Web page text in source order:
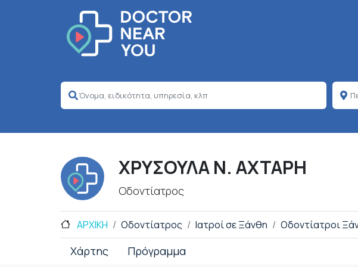
ΧΡΥΣΟΥΛΑ Ν. ΑΧΤΑΡΗ
Οδοντίατρος
ΑΡΧΙΚΗ Οδοντίατρος Ιατροί σε Ξάνθη Οδοντίατροι
Χάρτης Πρόγραμμα